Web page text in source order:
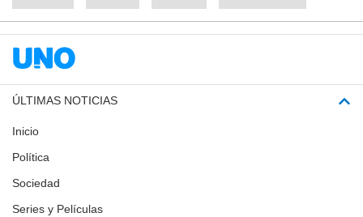
ÚLTIMAS NOTICIAS
Inicio
Política
Sociedad
Series y Películas